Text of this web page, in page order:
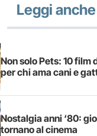
Leggi anche
Non solo Pets: 10 film
per chi ama cani e
Nostalgia anni ‘80:
tornano al cinema